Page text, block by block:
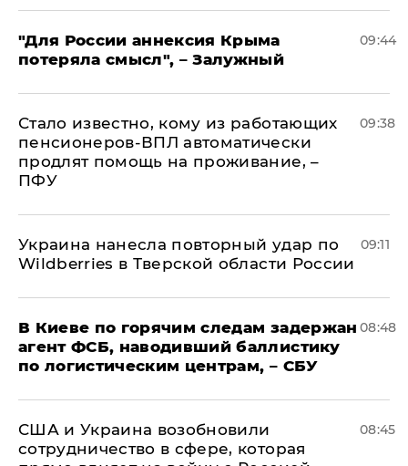
"Для России аннексия Крыма
потеряла смысл", – Залужный
09:44
Стало известно, кому из работающих
пенсионеров-ВПЛ автоматически
продлят помощь на проживание, –
ПФУ
09:38
Украина нанесла повторный удар по
Wildberries в Тверской области России
09:11
В Киеве по горячим следам задержан
агент ФСБ, наводивший баллистику
по логистическим центрам, – СБУ
08:48
США и Украина возобновили
сотрудничество в сфере, которая
08:45